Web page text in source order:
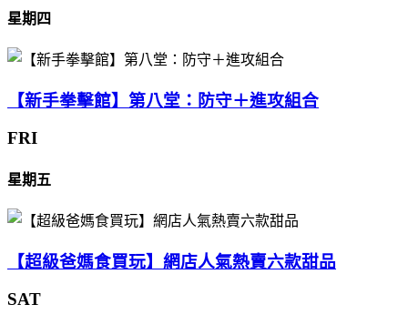
星期四
【新手拳擊館】第八堂：防守＋進攻組合
FRI
星期五
【超級爸媽食買玩】網店人氣熱賣六款甜品
SAT